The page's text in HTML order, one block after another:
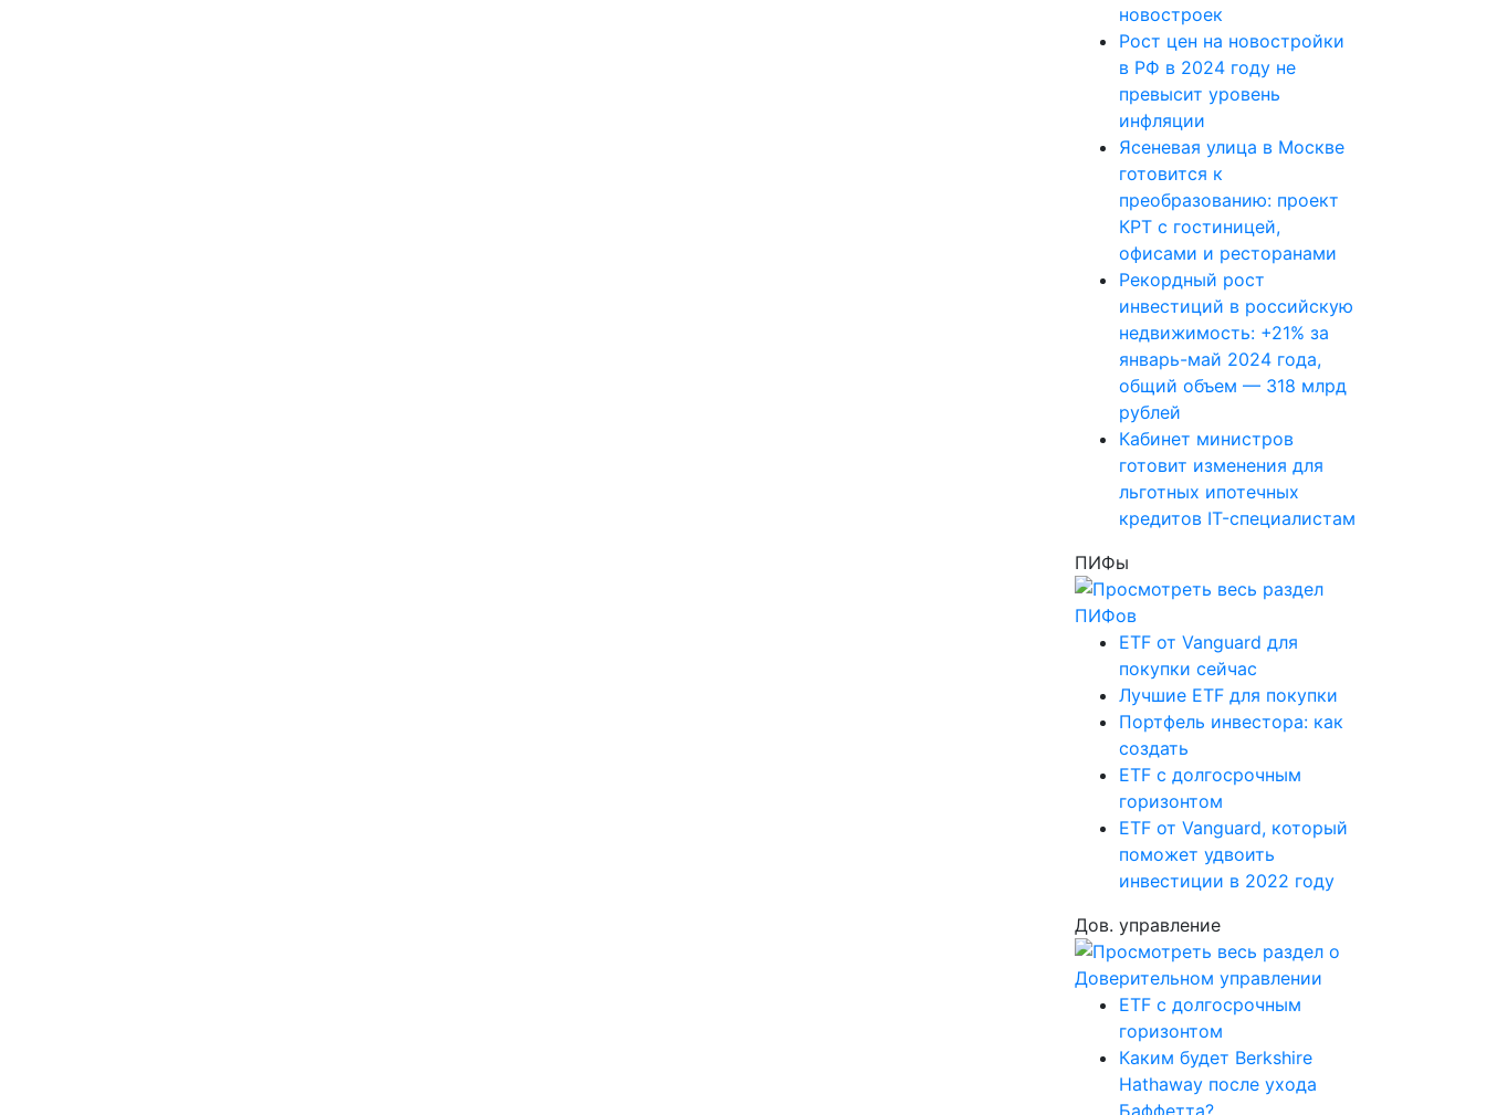
новостроек
Рост цен на новостройки
в РФ в 2024 году не
превысит уровень
инфляции
Ясеневая улица в Москве
готовится к
преобразованию: проект
КРТ с гостиницей,
офисами и ресторанами
Рекордный рост
инвестиций в российскую
недвижимость: +21% за
январь-май 2024 года,
общий объем — 318 млрд
рублей
Кабинет министров
готовит изменения для
льготных ипотечных
кредитов IT-специалистам
ПИФы
ETF от Vanguard для
покупки сейчас
Лучшие ETF для покупки
Портфель инвестора: как
создать
ETF с долгосрочным
горизонтом
ETF от Vanguard, который
поможет удвоить
инвестиции в 2022 году
Дов. управление
ETF с долгосрочным
горизонтом
Каким будет Berkshire
Hathaway после ухода
Баффетта?